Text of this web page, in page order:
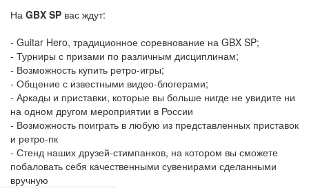
На GBX SP вас ждут:
- Guitar Hero, традиционное соревнование на GBX SP;
- Турниры с призами по различным дисциплинам;
- Возможность купить ретро-игры;
- Общение с известными видео-блогерами;
- Аркады и приставки, которые вы больше нигде не увидите ни
на одном другом мероприятии в России
- Возможность поиграть в любую из представленных приставок
и ретро-пк
- Стенд наших друзей-стимпанков, на котором вы сможете
побаловать себя качественными сувенирами сделанными
вручную